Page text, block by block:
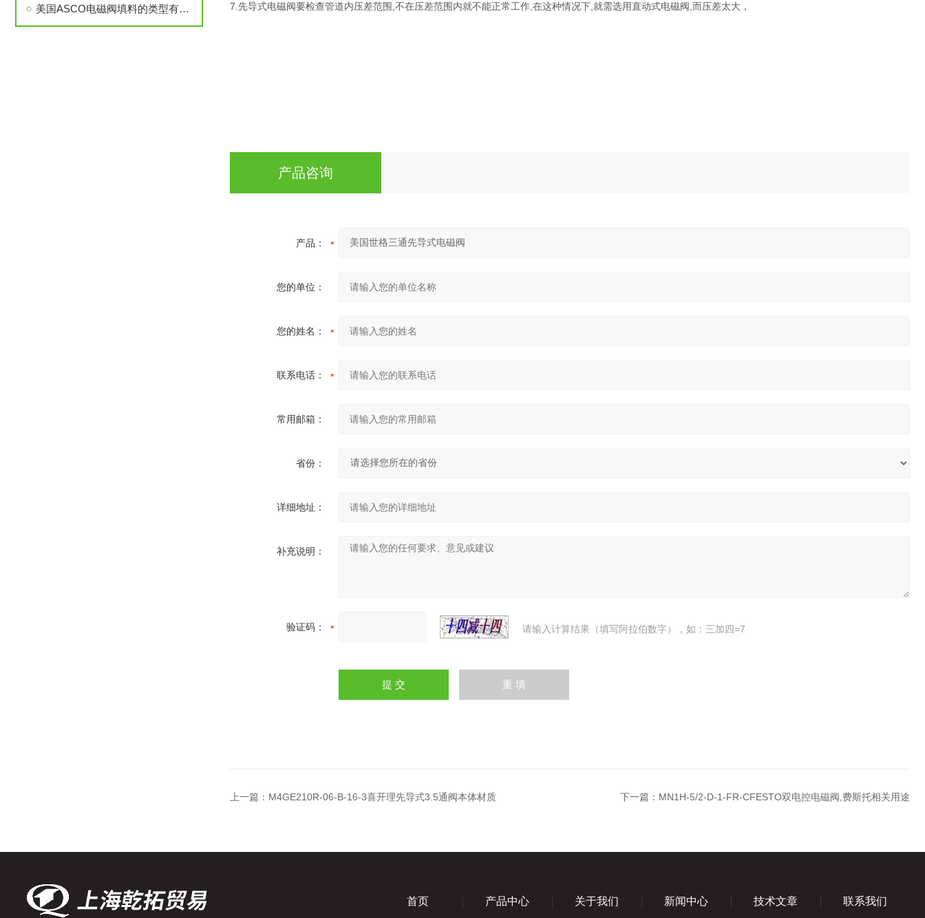
美国ASCO电磁阀填料的类型有哪些（电磁阀如何选用填料）
7.先导式电磁阀要检查管道内压差范围,不在压差范围内就不能正常工作,在这种情况下,就需选用直动式电磁阀,而压差太大，
产品咨询
产品：
您的单位：
您的姓名：
联系电话：
常用邮箱：
省份：
详细地址：
补充说明：
验证码： 请输入计算结果（填写阿拉伯数字），如：三加四=7
上一篇： M4GE210R-06-B-16-3喜开理先导式3.5通阀本体材质 下一篇： MN1H-5/2-D-1-FR-CFESTO双电控电磁阀,费斯托相关用途
首页 产品中心 关于我们 新闻中心 技术文章 联系我们